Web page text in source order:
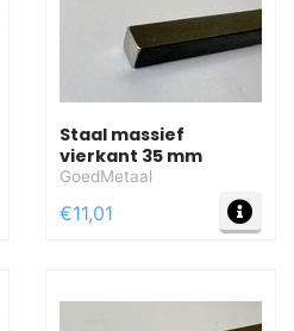
MEER INFO
Staal massief
vierkant 35 mm
GoedMetaal
€11,01